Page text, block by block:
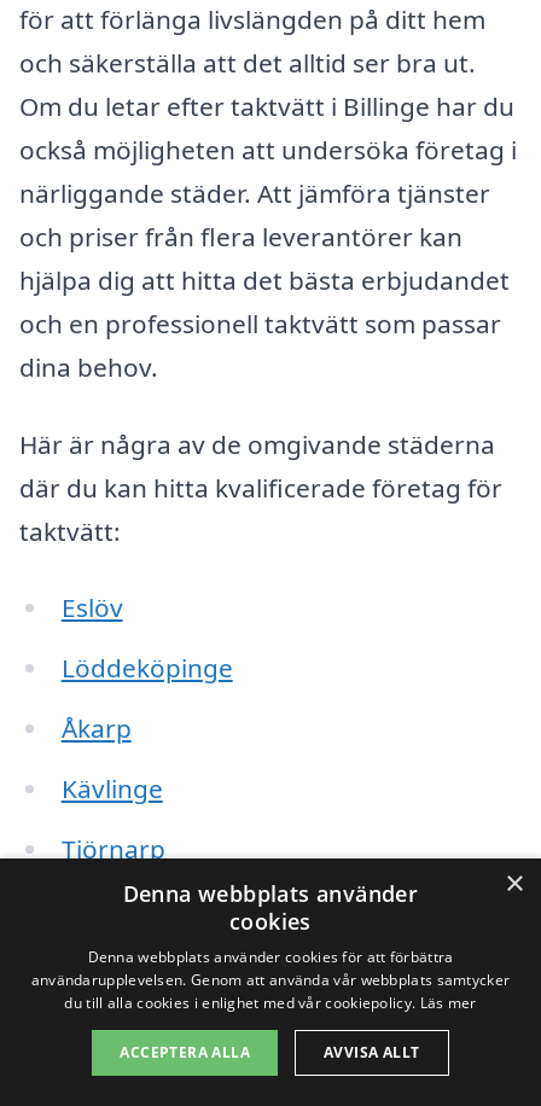
för att förlänga livslängden på ditt hem
och säkerställa att det alltid ser bra ut.
Om du letar efter taktvätt i Billinge har du
också möjligheten att undersöka företag i
närliggande städer. Att jämföra tjänster
och priser från flera leverantörer kan
hjälpa dig att hitta det bästa erbjudandet
och en professionell taktvätt som passar
dina behov.
Här är några av de omgivande städerna
där du kan hitta kvalificerade företag för
taktvätt:
Eslöv
Löddeköpinge
Åkarp
Kävlinge
Tjörnarp
Mörarp
Höör
Siegbjerg
×
Denna webbplats använder
cookies
Denna webbplats använder cookies för att förbättra
användarupplevelsen. Genom att använda vår webbplats samtycker
du till alla cookies i enlighet med vår cookiepolicy. Läs mer
ACCEPTERA ALLA AVVISA ALLT